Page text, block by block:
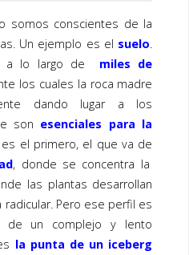
somos conscientes de la
Un ejemplo es el suelo
a lo largo de miles de
los cuales la roca madre
dando lugar a los
son esenciales para la
es el primero, el que va de
, donde se concentra la
las plantas desarrollan
Pero ese perfil es
de un complejo y lento
la punta de un iceberg